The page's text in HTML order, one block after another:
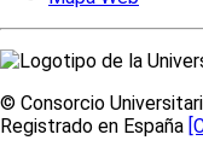
© Consorcio
Registrado en España